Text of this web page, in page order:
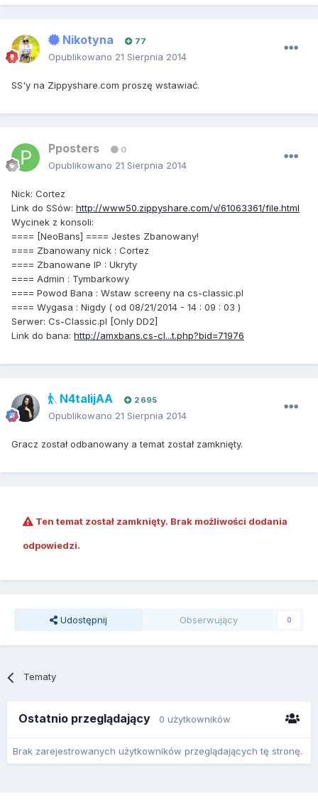
Nikotyna 77
Opublikowano 21 Sierpnia 2014
SS'y na Zippyshare.com proszę wstawiać.
Pposters 0
Opublikowano 21 Sierpnia 2014
Nick: Cortez
Link do SSów: http://www50.zippyshare.com/v/61063361/file.html
Wycinek z konsoli:
==== [NeoBans] ==== Jestes Zbanowany!
==== Zbanowany nick : Cortez
==== Zbanowane IP : Ukryty
==== Admin : Tymbarkowy
==== Powod Bana : Wstaw screeny na cs-classic.pl
==== Wygasa : Nigdy ( od 08/21/2014 - 14 : 09 : 03 )
Serwer: Cs-Classic.pl [Only DD2]
Link do bana: http://amxbans.cs-cl...t.php?bid=71976
N4talijAA 2 695
Opublikowano 21 Sierpnia 2014
Gracz został odbanowany a temat został zamknięty.
Ten temat został zamknięty. Brak możliwości dodania
odpowiedzi.
Udostępnij Obserwujący 0
Tematy
Ostatnio przeglądający 0 użytkowników
Brak zarejestrowanych użytkowników przeglądających tę stronę.